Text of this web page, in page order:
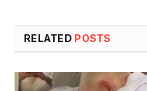
RELATED POSTS